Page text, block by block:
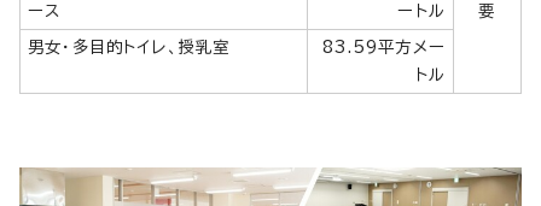
ース
ートル
要
男女・多目的トイレ、授乳室
83.59平方メー
トル